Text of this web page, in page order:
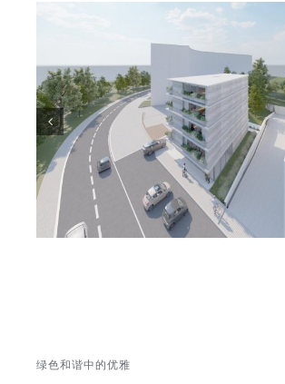
绿色和谐中的优雅